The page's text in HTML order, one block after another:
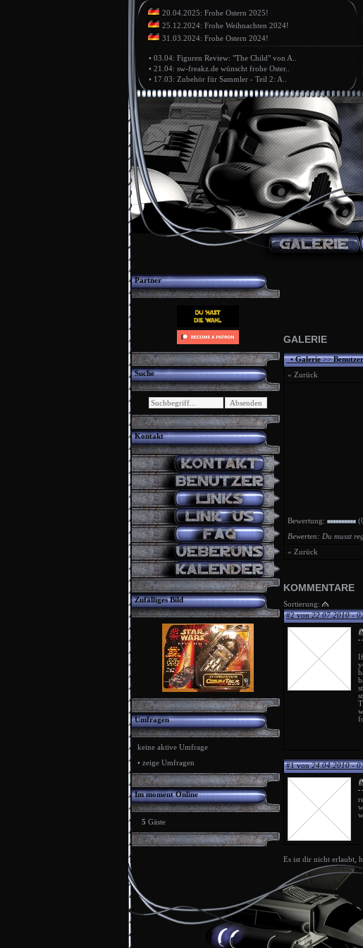
20.04.2025: Frohe Ostern 2025!
25.12.2024: Frohe Weihnachten 2024!
31.03.2024: Frohe Ostern 2024!
• 03.04: Figuren Review: "The Child" von A..
• 21.04: sw-freakz.de wünscht frohe Oster..
• 17.03: Zubehör für Sammler - Teil 2: A..
Partner
Suche
Kontakt
Zufälliges Bild
Umfragen
keine aktive Umfrage
• zeige Umfragen
Im moment Online
5 Gäste
GALERIE
•Galerie>>
« Zurück
Bewertung:
Bewerten: Du musst
« Zurück
KOMMENTARE
Sortierung:
#2 von22.07.2010 -
#1 von24.04.2010 -
Es ist dir nicht erlaubt,